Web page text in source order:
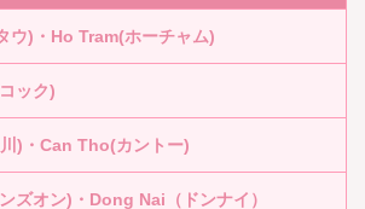
ウ)・Ho Tram(ホーチャム)
ック)
)・Can Tho(カントー)
ズオン)・Dong Nai（ドンナイ）